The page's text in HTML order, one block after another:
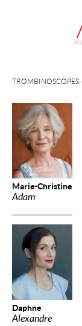
Marie-Christine
Adam
Daphne
Alexandre
TROMBINOSCOPES